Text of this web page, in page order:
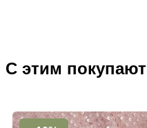
С этим покупают